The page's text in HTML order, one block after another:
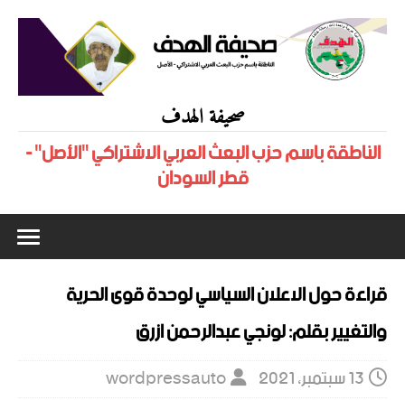
صحيفة الهدف
الناطقة باسم حزب البعث العربي الاشتراكي "الأصل" -
قطر السودان
قراءة حول الاعلان السياسي لوحدة قوى الحرية
والتغيير بقلم: لونجي عبدالرحمن ازرق
13 سبتمبر، 2021 wordpressauto